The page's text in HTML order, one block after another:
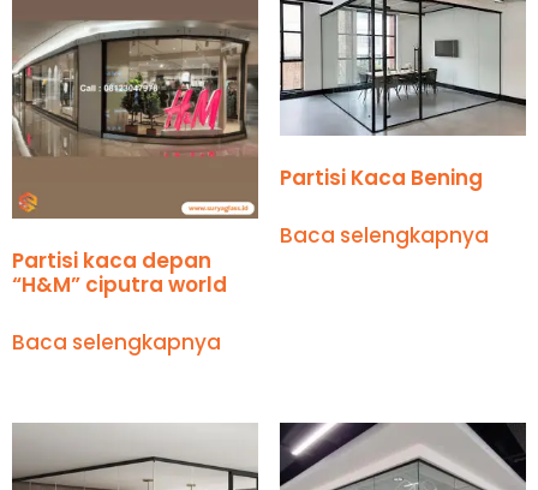
Partisi kaca depan
“H&M” ciputra world
Baca selengkapnya
Partisi Kaca Bening
Baca selengkapnya